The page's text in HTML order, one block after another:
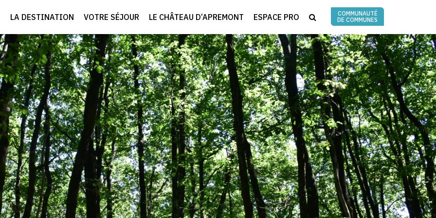
LA DESTINATION VOTRE SÉJOUR LE CHÂTEAU D’APREMONT ESPACE PRO RECHERCHE
COMMUNAUTÉ
DE COMMUNES